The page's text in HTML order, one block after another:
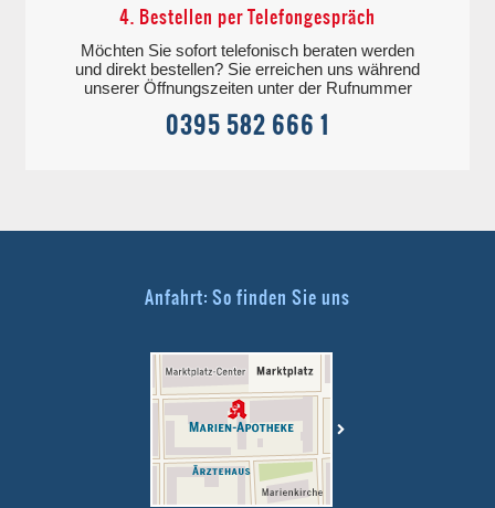
4. Bestellen per Telefongespräch
Möchten Sie sofort telefonisch beraten werden
und direkt bestellen? Sie erreichen uns während
unserer Öffnungszeiten unter der Rufnummer
0395 582 666 1
Anfahrt: So finden Sie uns